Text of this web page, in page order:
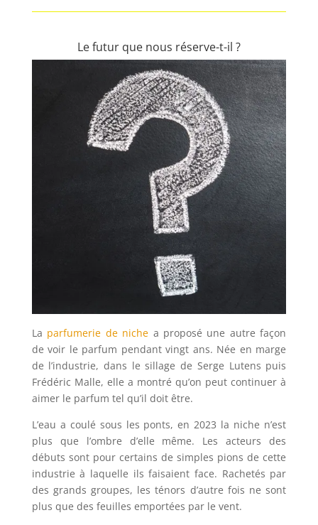
Le futur que nous réserve-t-il ?
La parfumerie de niche a proposé une autre façon
de voir le parfum pendant vingt ans. Née en marge
de l’industrie, dans le sillage de Serge Lutens puis
Frédéric Malle, elle a montré qu’on peut continuer à
aimer le parfum tel qu’il doit être.
L’eau a coulé sous les ponts, en 2023 la niche n’est
plus que l’ombre d’elle même. Les acteurs des
débuts sont pour certains de simples pions de cette
industrie à laquelle ils faisaient face. Rachetés par
des grands groupes, les ténors d’autre fois ne sont
plus que des feuilles emportées par le vent.